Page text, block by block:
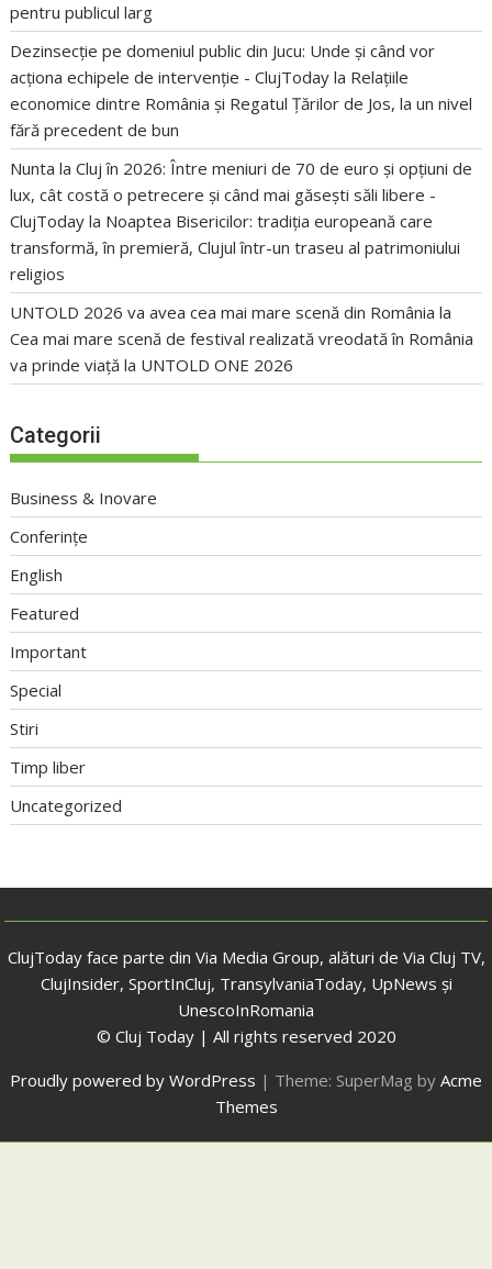
pentru publicul larg
Dezinsecție pe domeniul public din Jucu: Unde și când vor
acționa echipele de intervenție - ClujToday la Relațiile
economice dintre România și Regatul Țărilor de Jos, la un nivel
fără precedent de bun
Nunta la Cluj în 2026: Între meniuri de 70 de euro și opțiuni de
lux, cât costă o petrecere și când mai găsești săli libere -
ClujToday la Noaptea Bisericilor: tradiția europeană care
transformă, în premieră, Clujul într-un traseu al patrimoniului
religios
UNTOLD 2026 va avea cea mai mare scenă din România la
Cea mai mare scenă de festival realizată vreodată în România
va prinde viață la UNTOLD ONE 2026
Categorii
Business & Inovare
Conferințe
English
Featured
Important
Special
Stiri
Timp liber
Uncategorized
ClujToday face parte din Via Media Group, alături de Via Cluj TV,
ClujInsider, SportInCluj, TransylvaniaToday, UpNews și
UnescoInRomania
© Cluj Today | All rights reserved 2020
Proudly powered by WordPress | Theme: SuperMag by Acme
Themes